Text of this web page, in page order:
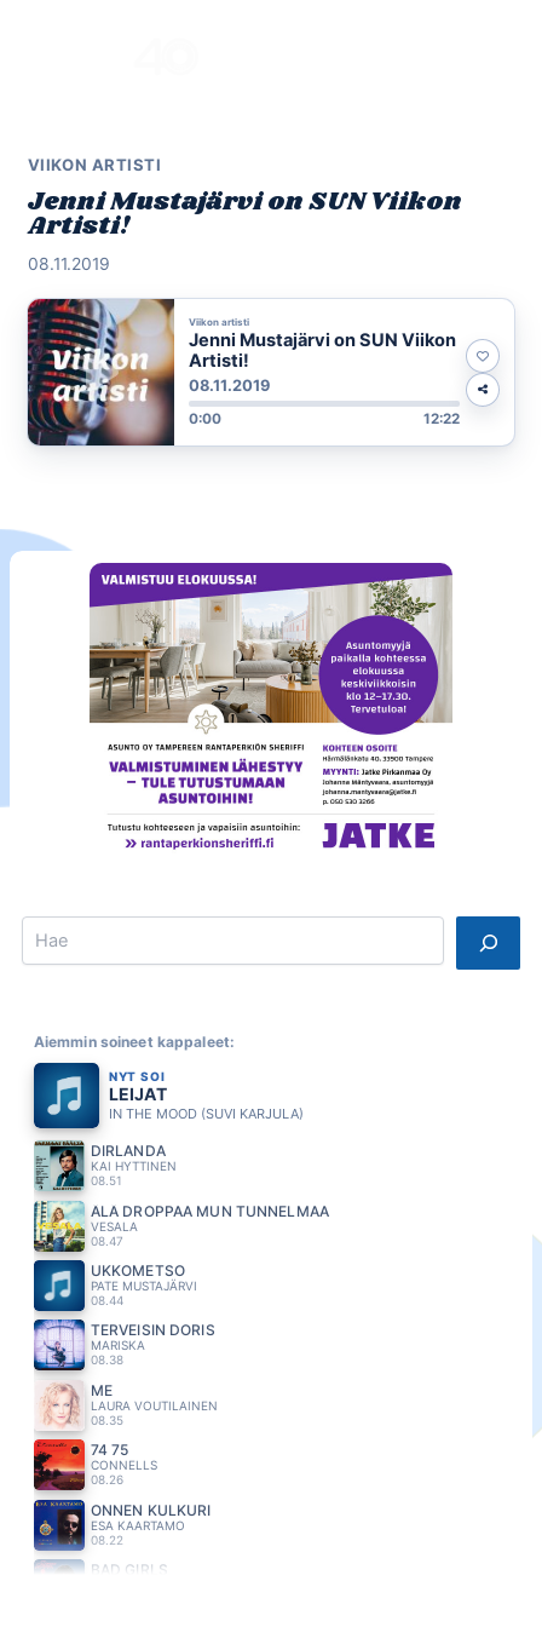
VIIKON ARTISTI
Jenni Mustajärvi on SUN Viikon
Artisti!
08.11.2019
Viikon artisti
Jenni Mustajärvi on SUN Viikon
Artisti!
08.11.2019
0:00 12:22
Search
Aiemmin soineet kappaleet:
NYT SOI
LEIJAT
IN THE MOOD (SUVI KARJULA)
DIRLANDA
KAI HYTTINEN
08.51
ÄLÄ DROPPAA MUN TUNNELMAA
VESALA
08.47
UKKOMETSO
PATE MUSTAJÄRVI
08.44
TERVEISIN DORIS
MARISKA
08.38
ME
LAURA VOUTILAINEN
08.35
74 75
CONNELLS
08.26
ONNEN KULKURI
ESA KAARTAMO
08.22
BAD GIRLS